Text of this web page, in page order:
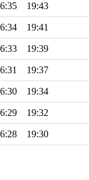
19:43
19:41
19:39
19:37
19:34
19:32
19:30